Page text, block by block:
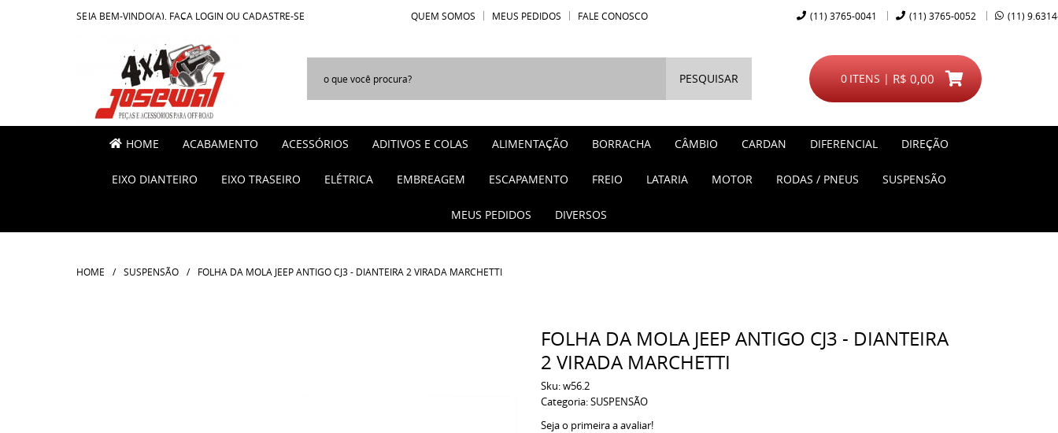
SEJA BEM-VINDO(A), FAÇA LOGIN OU CADASTRE-SE QUEM SOMOS MEUS PEDIDOS FALE CONOSCO (11) 3765-0041 (11) 3765-0052 (11)
PESQUISAR ITENS
0 R$ 0,00
HOME ACABAMENTO ACESSÓRIOS ADITIVOS E COLAS ALIMENTAÇÃO BORRACHA CÂMBIO CARDAN DIFERENCIAL DIREÇÃO
EIXO DIANTEIRO EIXO TRASEIRO ELÉTRICA EMBREAGEM ESCAPAMENTO FREIO LATARIA MOTOR RODAS / PNEUS SUSPENSÃO
MEUS PEDIDOS DIVERSOS
HOME SUSPENSÃO FOLHA DA MOLA JEEP ANTIGO CJ3 - DIANTEIRA 2 VIRADA MARCHETTI
FOLHA DA MOLA JEEP ANTIGO CJ3 - DIANTEIRA
2 VIRADA MARCHETTI
Sku:w56.2
Categoria:SUSPENSÃO
Seja o primeira a avaliar!